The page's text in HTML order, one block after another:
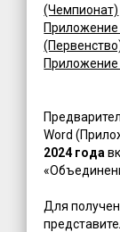
(Чемпионат)
Приложение
Word
2024 года
Для